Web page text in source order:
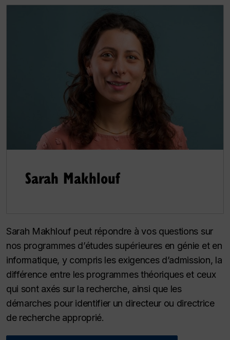
Sarah Makhlouf
Sarah Makhlouf peut répondre à vos questions sur
nos programmes d’études supérieures en génie et en
informatique, y compris les exigences d’admission, la
différence entre les programmes théoriques et ceux
qui sont axés sur la recherche, ainsi que les
démarches pour identifier un directeur ou directrice
de recherche approprié.